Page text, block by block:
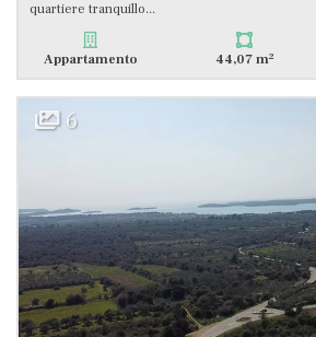
quartiere tranquillo...
Appartamento 44,07 m2
6